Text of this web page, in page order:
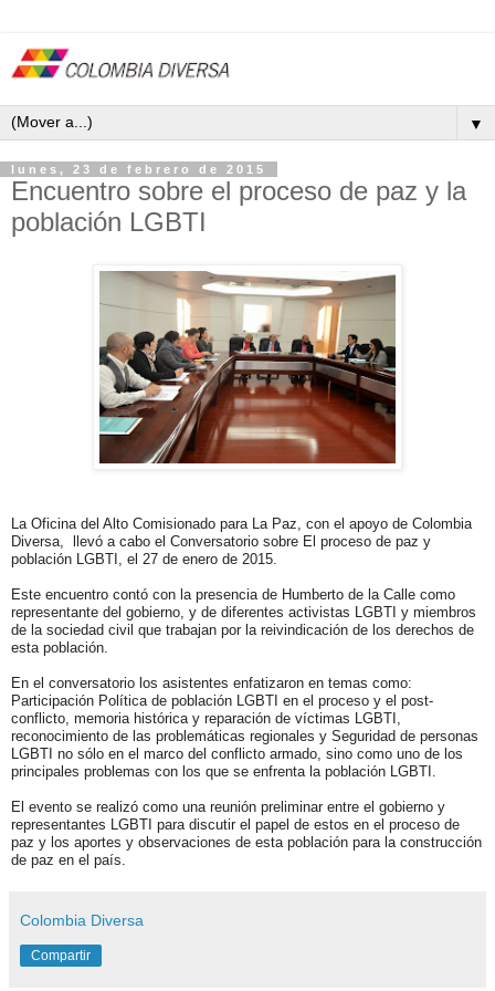
▼
lunes, 23 de febrero de 2015
Encuentro sobre el proceso de paz y la
población LGBTI
La Oficina del Alto Comisionado para La Paz, con el apoyo de Colombia
Diversa, llevó a cabo el Conversatorio sobre El proceso de paz y
población LGBTI, el 27 de enero de 2015.
Este encuentro contó con la presencia de Humberto de la Calle como
representante del gobierno, y de diferentes activistas LGBTI y miembros
de la sociedad civil que trabajan por la reivindicación de los derechos de
esta población.
En el conversatorio los asistentes enfatizaron en temas como:
Participación Política de población LGBTI en el proceso y el post-
conflicto, memoria histórica y reparación de víctimas LGBTI,
reconocimiento de las problemáticas regionales y Seguridad de personas
LGBTI no sólo en el marco del conflicto armado, sino como uno de los
principales problemas con los que se enfrenta la población LGBTI.
El evento se realizó como una reunión preliminar entre el gobierno y
representantes LGBTI para discutir el papel de estos en el proceso de
paz y los aportes y observaciones de esta población para la construcción
de paz en el país.
Colombia Diversa
Compartir